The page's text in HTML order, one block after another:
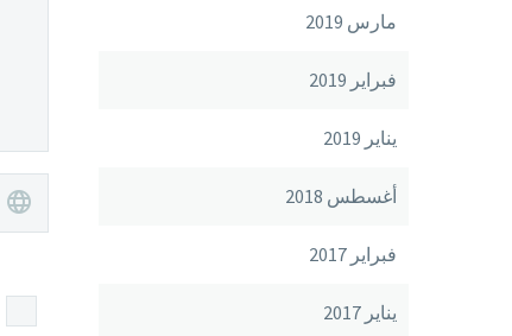
مارس 2019
فبراير 2019
يناير 2019
أغسطس 2018
فبراير 2017
يناير 2017